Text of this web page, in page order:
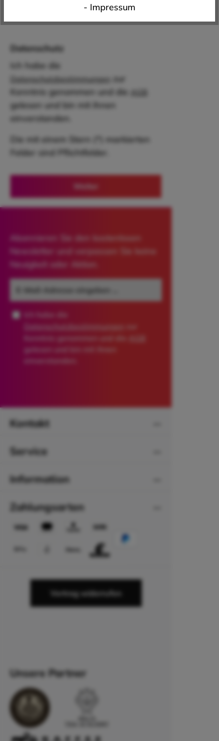
Rechnungsadresse ab.
Datenschutz
Ich habe die
Datenschutzbestimmungen
zur
Kenntnis genommen und die
gelesen und bin mit ihnen
einverstanden.
Die mit einem Stern (*) markierten
Felder sind Pflichtfelder.
Weiter
Abonnieren Sie den kostenlosen
Newsletter und verpassen Sie keine
Neuigkeit oder Aktion.
Datenschutzbestimmungen
Kenntnis genommen und die
gelesen und bin mit ihnen
Kontakt
Service
Information
Zahlungsarten
Vertrag widerrufen
Unsere Partner
- Impressum